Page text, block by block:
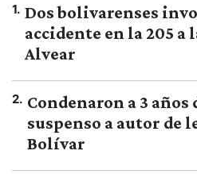
1. Dos bolivarenses
accidente en la 205 a
Alvear
2. Condenaron a 3
suspenso a autor de
Bolívar